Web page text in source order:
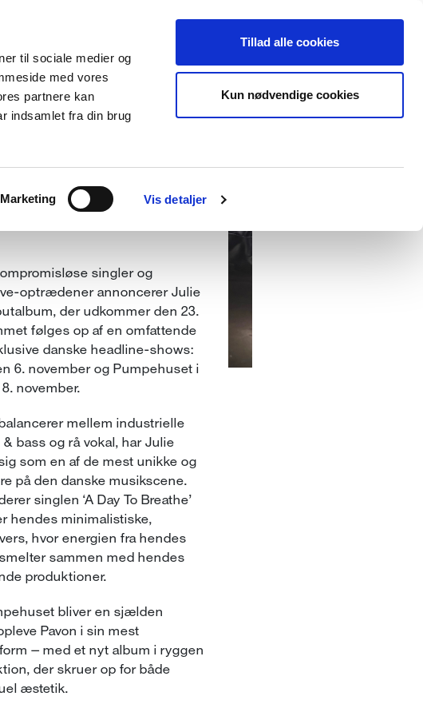
til sociale medier og
med vores
partnere kan
indsamlet fra din brug
Marketing Vis detaljer
Tillad alle cookies
Kun nødvendige cookies
HEADQUARTERS
singler og
optrædener annoncerer Julie
der udkommer den 23.
følges op af en omfattende
danske headline-shows:
6. november og Pumpehuset i
november.
mellem industrielle
bass og rå vokal, har Julie
som en af de mest unikke og
på den danske musikscene.
singlen ‘A Day To Breathe’
hendes minimalistiske,
hvor energien fra hendes
sammen med hendes
produktioner.
bliver en sjælden
Pavon i sin mest
– med et nyt album i ryggen
der skruer op for både
æstetik.